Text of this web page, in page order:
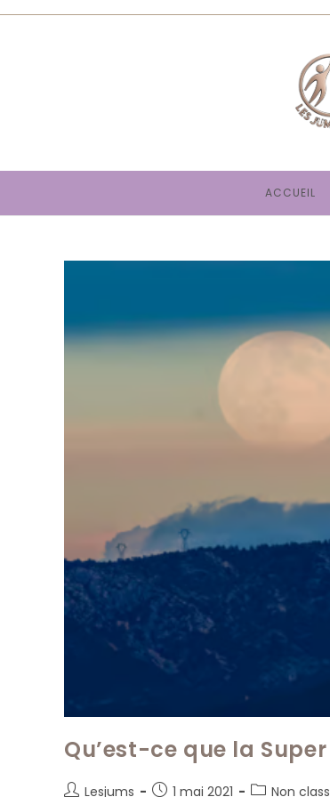
Skip
ACCUEIL
Qu’est-ce que la
Auteur/autrice
Lesjums
Publication
1 mai 2021
PostNon